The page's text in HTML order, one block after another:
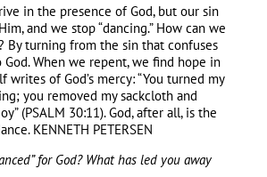
in the presence of God, but our sin
and we stop “dancing.” How can we
By turning from the sin that confuses
When we repent, we find hope in
writes of God’s mercy: “You turned my
you removed my sackcloth and
(PSALM 30:11). God, after all, is the
KENNETH PETERSEN
for God? What has led you away